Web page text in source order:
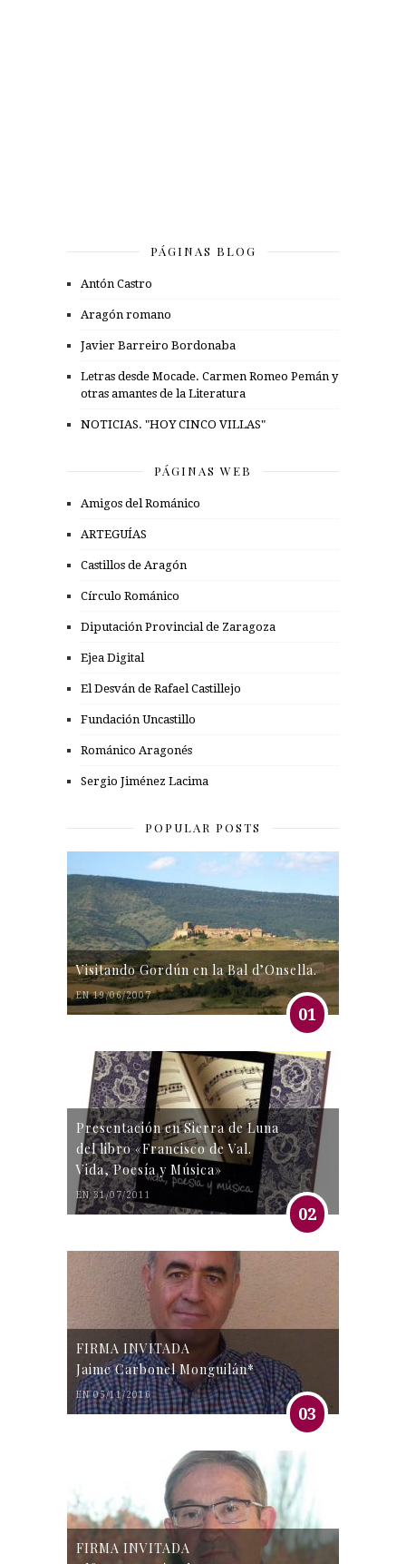
PÁGINAS BLOG
Antón Castro
Aragón romano
Javier Barreiro Bordonaba
Letras desde Mocade. Carmen Romeo Pemán y
otras amantes de la Literatura
NOTICIAS. "HOY CINCO VILLAS"
PÁGINAS WEB
Amigos del Románico
ARTEGUÍAS
Castillos de Aragón
Círculo Románico
Diputación Provincial de Zaragoza
Ejea Digital
El Desván de Rafael Castillejo
Fundación Uncastillo
Románico Aragonés
Sergio Jiménez Lacima
POPULAR POSTS
Visitando Gordún en la Bal d’Onsella.
EN 19/06/2007
01
Presentación en Sierra de Luna
del libro «Francisco de Val.
Vida, Poesía y Música»
EN 31/07/2011
02
FIRMA INVITADA
Jaime Carbonel Monguilán*
EN 05/11/2016
03
FIRMA INVITADA